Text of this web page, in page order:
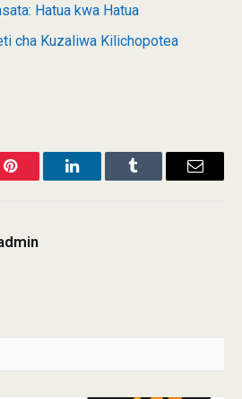
Hatua kwa Hatua
cha Kuzaliwa Kilichopotea
Pinterest LinkedInTumblr Email